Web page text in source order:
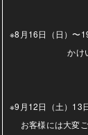
※8月16日（日）〜
かけ
※9月12日（土）13
お客様には大変